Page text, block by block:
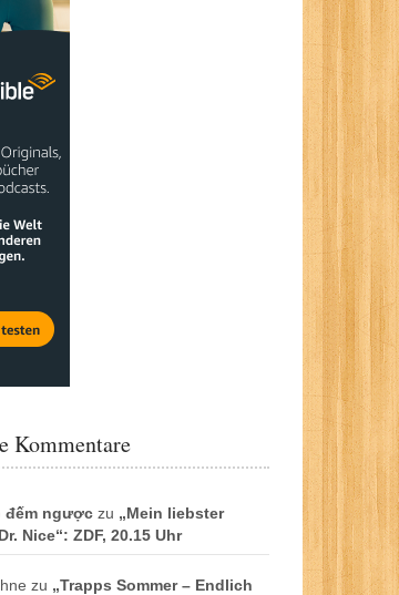
Kommentare
đếm ngược zu „Mein liebster
Nice“: ZDF, 20.15 Uhr
zu „Trapps Sommer – Endlich